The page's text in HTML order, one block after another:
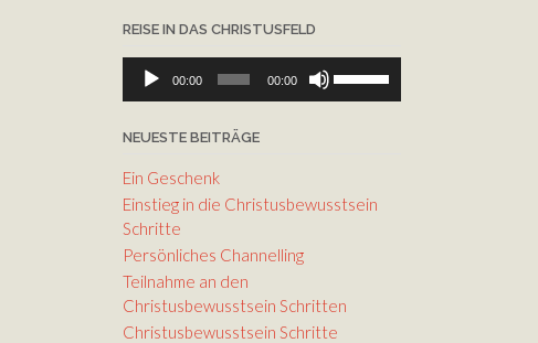
die
Lautstärke
zu
REISE IN DAS CHRISTUSFELD
Audio-
Player
00:00 00:00
zu
NEUESTE BEITRÄGE
Ein Geschenk
Einstieg in die Christusbewusstsein
Schritte
Persönliches Channelling
Teilnahme an den
Christusbewusstsein Schritten
Christusbewusstsein Schritte